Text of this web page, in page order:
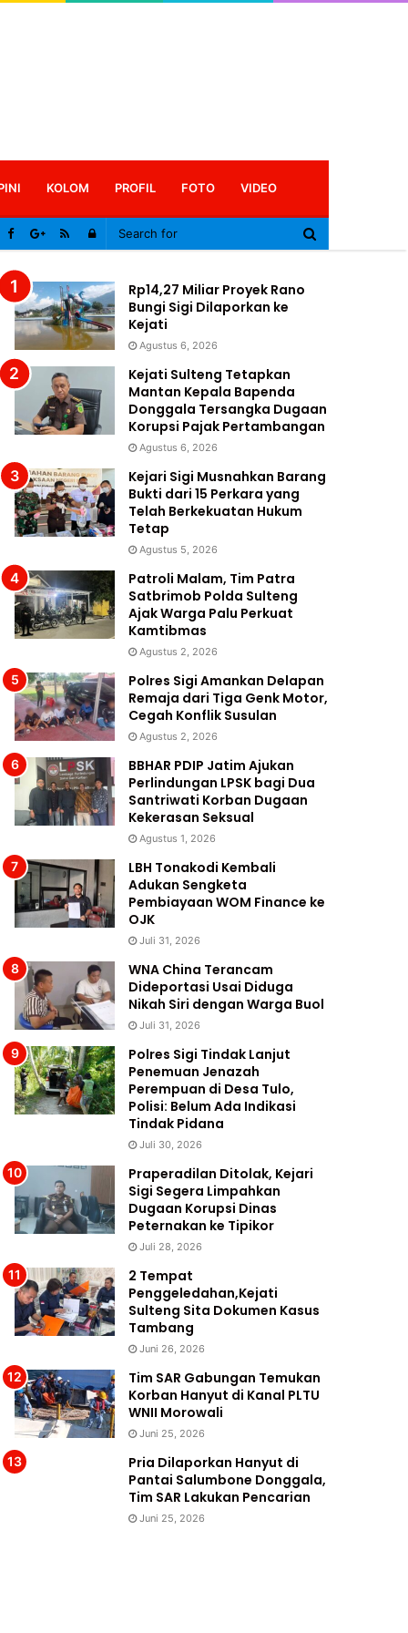
KOLOM PROFIL FOTO VIDEO
Log
Rp14,27 Miliar Proyek Rano
Bungi Sigi Dilaporkan ke
Kejati
Agustus 6, 2026
Kejati Sulteng Tetapkan
Mantan Kepala Bapenda
Donggala Tersangka Dugaan
Korupsi Pajak Pertambangan
Agustus 6, 2026
Kejari Sigi Musnahkan Barang
Bukti dari 15 Perkara yang
Telah Berkekuatan Hukum
Tetap
Agustus 5, 2026
Patroli Malam, Tim Patra
Satbrimob Polda Sulteng
Ajak Warga Palu Perkuat
Kamtibmas
Agustus 2, 2026
Polres Sigi Amankan Delapan
Remaja dari Tiga Genk Motor,
Cegah Konflik Susulan
Agustus 2, 2026
BBHAR PDIP Jatim Ajukan
Perlindungan LPSK bagi Dua
Santriwati Korban Dugaan
Kekerasan Seksual
Agustus 1, 2026
LBH Tonakodi Kembali
Adukan Sengketa
Pembiayaan WOM Finance ke
OJK
Juli 31, 2026
WNA China Terancam
Dideportasi Usai Diduga
Nikah Siri dengan Warga Buol
Juli 31, 2026
Polres Sigi Tindak Lanjut
Penemuan Jenazah
Perempuan di Desa Tulo,
Polisi: Belum Ada Indikasi
Tindak Pidana
Juli 30, 2026
Praperadilan Ditolak, Kejari
Sigi Segera Limpahkan
Dugaan Korupsi Dinas
Peternakan ke Tipikor
Juli 28, 2026
2 Tempat
Penggeledahan,Kejati
Sulteng Sita Dokumen Kasus
Tambang
Juni 26, 2026
Tim SAR Gabungan Temukan
Korban Hanyut di Kanal PLTU
WNII Morowali
Juni 25, 2026
Pria Dilaporkan Hanyut di
Pantai Salumbone Donggala,
Tim SAR Lakukan Pencarian
Juni 25, 2026